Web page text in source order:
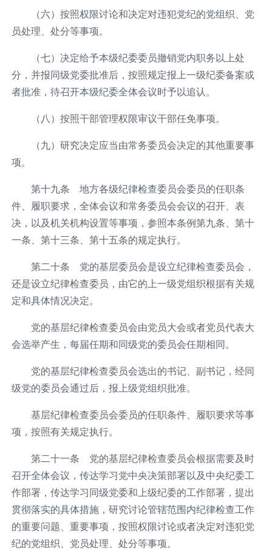
（六）按照权限讨论和决定对违犯党纪的党组织、党
员处理、处分等事项。
（七）决定给予本级纪委委员撤销党内职务以上处
分，并报同级党委批准后，按照规定报上一级纪委备案或
者批准，待召开本级纪委全体会议时予以追认。
（八）按照干部管理权限审议干部任免事项。
（九）研究决定应当由常务委员会决定的其他重要事
项。
第十九条 地方各级纪律检查委员会委员的任职条
件、履职要求，全体会议和常务委员会会议的召开、表
决，以及机关机构设置等事项，参照本条例第九条、第十
一条、第十三条、第十五条的规定执行。
第二十条 党的基层委员会是设立纪律检查委员会，
还是设立纪律检查委员，由它的上一级党组织根据有关规
定和具体情况决定。
党的基层纪律检查委员会由党员大会或者党员代表大
会选举产生，每届任期和同级党的委员会任期相同。
党的基层纪律检查委员会选出的书记、副书记，经同
级党的委员会通过后，报上级党组织批准。
基层纪律检查委员会委员的任职条件、履职要求等事
项，按照有关规定执行。
第二十一条 党的基层纪律检查委员会根据需要及时
召开全体会议，传达学习党中央决策部署以及中央纪委工
作部署，传达学习同级党委和上级纪委的工作部署，提出
贯彻落实的具体措施，研究讨论管辖范围内纪律检查工作
的重要问题、重要事项，按照权限讨论或者决定对违犯党
纪的党组织、党员处理、处分等事项。